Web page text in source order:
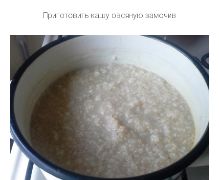
Приготовить кашу овсяную замочив